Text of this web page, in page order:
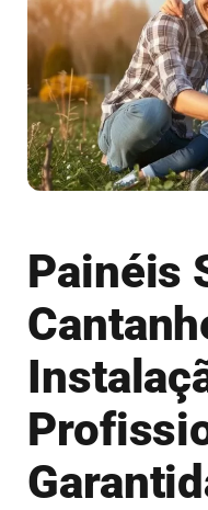
Painéis